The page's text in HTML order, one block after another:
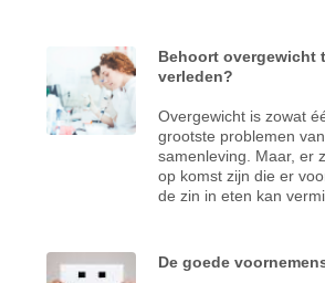
Behoort overgewicht
verleden?
Overgewicht is zowat
grootste problemen
samenleving. Maar, er
op komst zijn die er
de zin in eten kan
De goede